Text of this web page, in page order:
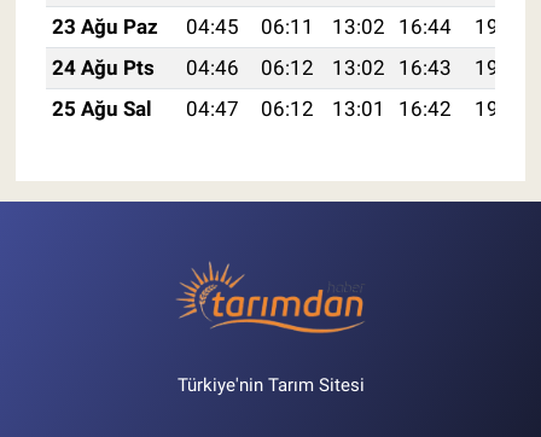
23 Ağu Paz
04:45 06:11 13:02 16:44
19:43
24 Ağu Pts
04:46 06:12 13:02 16:43
19:42
25 Ağu Sal
04:47 06:12 13:01 16:42 19:41
Türkiye'nin Tarım Sitesi